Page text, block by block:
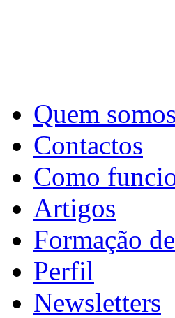
Quem somos
Contactos
Como
Artigos
Formação
Perfil
Newsletters